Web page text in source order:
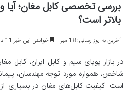
بررسی تخصصی کابل مغان؛ آیا
بالاتر است؟
آخرین به روز رسانی: 18 مهر خواندن این خبر 11 دقیقه طول می کشد
در بازار پویای سیم و کابل ایران، کابل
شاخص، همواره مورد توجه مهندسان،
است. کیفیت کابل‌های مغان در بسیاری از